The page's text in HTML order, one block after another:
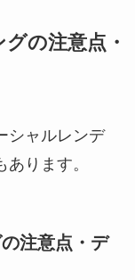
の注意点・
シャルレンデ
ります。
注意点・デ